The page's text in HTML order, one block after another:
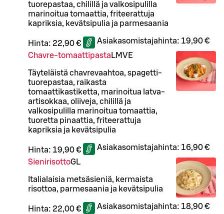
tuorepastaa, chilillä ja valkosipulilla
marinoitua tomaattia, friteerattuja
kapriksia, kevätsipulia ja parmesaania
Hinta: 22,90 € Asiakasomistajahinta: 19,90 €
Chavre-tomaattipasta LMVE
Täyteläistä chavrevaahtoa, spagetti-
tuorepastaa, raikasta
tomaattikastiketta, marinoitua latva-
artisokkaa, oliiveja, chilillä ja
valkosipulilla marinoitua tomaattia,
tuoretta pinaattia, friteerattuja
kapriksia ja kevätsipulia
Hinta: 19,90 € Asiakasomistajahinta: 16,90 €
SienirisottoGL
Italialaisia metsäsieniä, kermaista
risottoa, parmesaania ja kevätsipulia
Hinta: 22,00 € Asiakasomistajahinta: 18,90 €